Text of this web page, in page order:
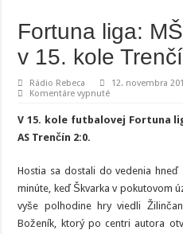
Fortuna liga:
v 15. kole
Rádio Rebeca 12. novembra
Komentáre vypnuténa
liga:
MŠK
kole
Trenčín
V 15. kole futbalovej Fortuna
AS Trenčín 2:0.
Hostia sa dostali do vedenia
minúte, keď Škvarka v pokutovom
vyše polhodine hry viedli
Boženík, ktorý po centri autora